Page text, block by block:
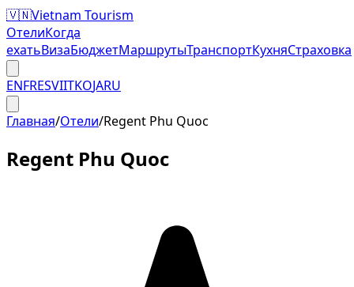
🇻🇳Vietnam Tourism
ОтелиКогда
ехатьВизаБюджетМаршрутыТранспортКухняСтраховка
ENFRESVIITKOJARU
Главная/Отели/Regent Phu Quoc
Regent Phu Quoc